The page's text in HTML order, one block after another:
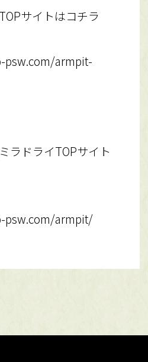
サイトはコチラ
armpit-
ラドライTOPサイト
psw.com/armpit/